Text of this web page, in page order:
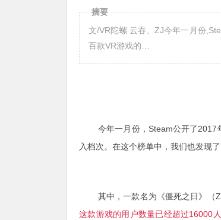
摘要
文/VR陀螺 云吞、ZJ今年一月份
百款VR游戏的…
今年一月份，Steam公开了2017
入档次。在这个榜单中，我们也发现
其中，一款名为《僵死之日》（
这款游戏的用户数量已经超过16000